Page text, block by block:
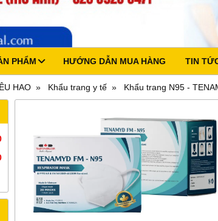
PHẨM HƯỚNG DẪN MUA HÀNG TIN
HAO Khẩu trang y tế Khẩu trang N95 -